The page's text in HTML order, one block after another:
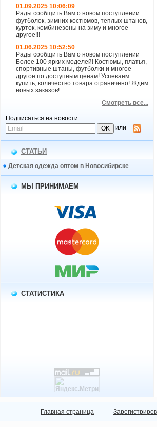
01.09.2025 10:06:09
Рады сообщить Вам о новом поступлении
футболок, зимних костюмов, тёплых штанов,
курток, комбинезоны на зиму и многое
другое!!!
01.06.2025 10:52:50
Рады сообщить Вам о новом поступлении
Более 100 ярких моделей! Костюмы, платья,
спортивные штаны, футболки и многое
другое по доступным ценам! Успеваем
купить, количество товара ограничено! Ждём
новых заказов!
Смотреть все...
Подписаться на новости:
или
СТАТЬИ
Детская одежда оптом в Новосибирске
МЫ ПРИНИМАЕМ
СТАТИСТИКА
Главная страница